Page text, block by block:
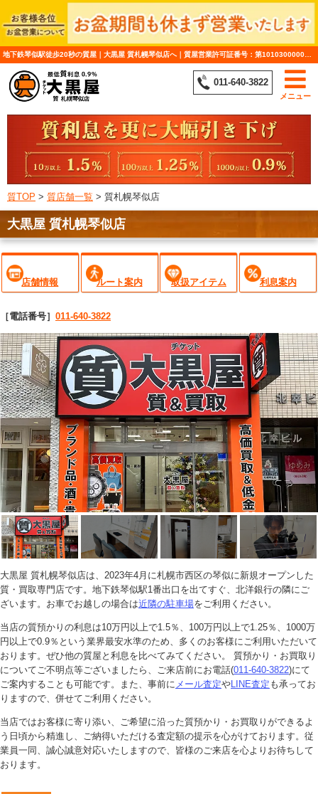
地下鉄琴似駅徒歩20秒の質屋｜大黒屋 質札幌琴似店へ｜質屋営業許可証番号：第101030000010号
メニュー
011-640-3822
質TOP > 質店舗一覧 > 質札幌琴似店
大黒屋 質札幌琴似店
店舗情報 ルート案内 取扱アイテム 利息案内
［電話番号］ 011-640-3822
大黒屋 質札幌琴似店は、2023年4月に札幌市西区の琴似に新規オープンした
質・買取専門店です。地下鉄琴似駅1番出口を出てすぐ、北洋銀行の隣にご
ざいます。お車でお越しの場合は近隣の駐車場をご利用ください。
当店の質預かりの利息は10万円以上で1.5％、100万円以上で1.25％、1000万
円以上で0.9％という業界最安水準のため、多くのお客様にご利用いただいて
おります。ぜひ他の質屋と利息を比べてみてください。 質預かり・お買取り
についてご不明点等ございましたら、ご来店前にお電話(011-640-3822)にて
ご案内することも可能です。また、事前に メール査定やLINE査定 も承ってお
りますので、併せてご利用ください。
当店ではお客様に寄り添い、ご希望に沿った質預かり・お買取りができるよ
う日頃から精進し、ご納得いただける査定額の提示を心がけております。従
業員一同、誠心誠意対応いたしますので、皆様のご来店を心よりお待ちして
おります。